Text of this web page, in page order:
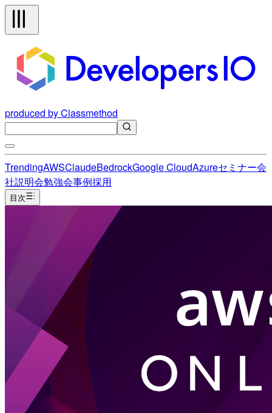
produced by Classmethod
TrendingAWSClaudeBedrockGoogle CloudAzureセミナー会
社説明会勉強会事例採用
目次